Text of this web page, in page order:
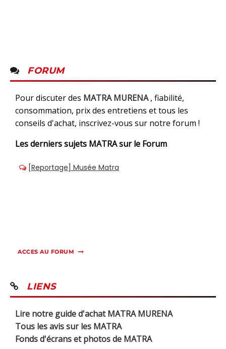
FORUM
Pour discuter des MATRA MURENA, fiabilité,
consommation, prix des entretiens et tous les
conseils d'achat, inscrivez-vous sur notre forum !
Les derniers sujets MATRA sur le Forum
ACCES AU FORUM
LIENS
Lire notre guide d'achat MATRA MURENA
Tous les avis sur les MATRA
Fonds d'écrans et photos de MATRA